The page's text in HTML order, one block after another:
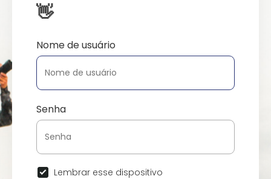
👋
Nome de usuário
Senha
Lembrar esse dispositivo